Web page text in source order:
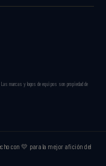
marcas y logos de equipos son propiedad de
con 💛 para la mejor afición del